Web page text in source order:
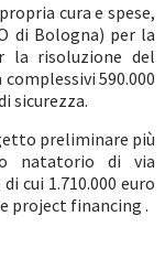
cura e spese,
di Bologna) per la
la risoluzione del
590.000
sicurezza.
preliminare più
natatorio di via
cui 1.710.000 euro
project financing .